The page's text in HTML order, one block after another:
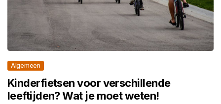
Algemeen
Kinderfietsen voor verschillende
leeftijden? Wat je moet weten!